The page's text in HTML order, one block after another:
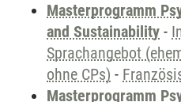
Masterprogramm
and Sustainability -
Sprachangebot
ohne CPs) -
Masterprogramm